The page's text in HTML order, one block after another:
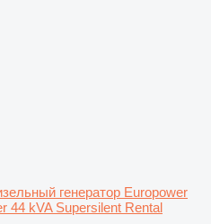
генератор Europower
44 kVA Supersilent Rental